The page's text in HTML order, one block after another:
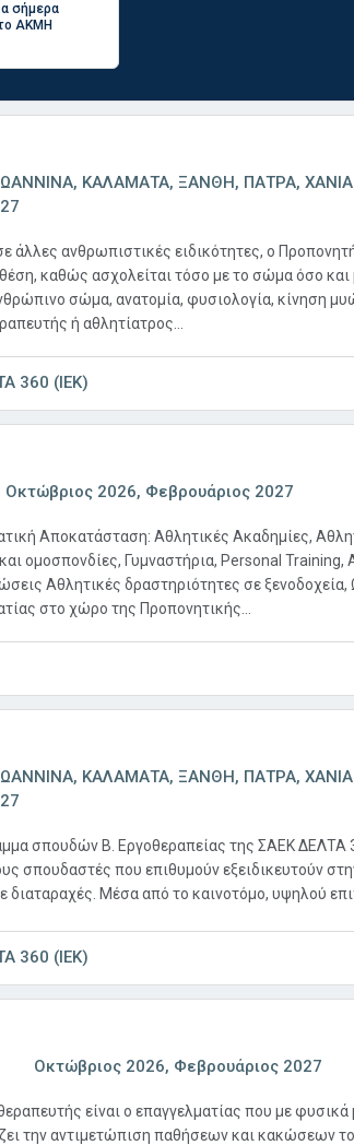
σήμερα
ΑΚΜΗ
ΚΑΛΑΜΑΤΑ, ΞΑΝΘΗ, ΠΑΤΡΑ, ΧΑΝΙΑ
άλλες ανθρωπιστικές ειδικότητες, ο
θέση, καθώς ασχολείται τόσο με το σώμα όσο και
σώμα, ανατομία, φυσιολογία, κίνηση
ή αθλητίατρος...
360 (ΙΕΚ)
Οκτώβριος 2026, Φεβρουάριος 2027
Αποκατάσταση: Αθλητικές Ακαδημίες,
ομοσπονδίες, Γυμναστήρια, Personal Training,
Αθλητικές δραστηριότητες σε ξενοδοχεία,
στο χώρο της Προπονητικής...
ΚΑΛΑΜΑΤΑ, ΞΑΝΘΗ, ΠΑΤΡΑ, ΧΑΝΙΑ
σπουδών Β. Εργοθεραπείας της ΣΑΕΚ ΔΕΛΤΑ
σπουδαστές που επιθυμούν εξειδικευτούν
διαταραχές. Μέσα από το καινοτόμο, υψηλού
360 (ΙΕΚ)
Οκτώβριος 2026, Φεβρουάριος 2027
είναι ο επαγγελματίας που με φυσικά
την αντιμετώπιση παθήσεων και κακώσεων